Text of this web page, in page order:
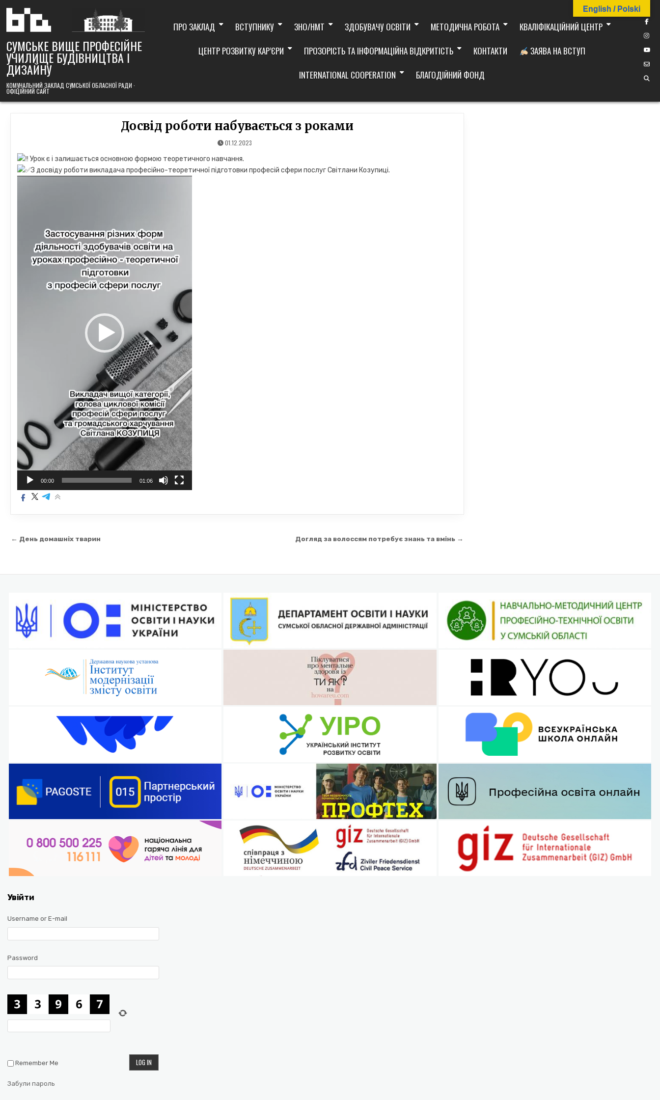
content
СУМСЬКЕ ВИЩЕ ПРОФЕСІЙНЕ
УЧИЛИЩЕ БУДІВНИЦТВА І
ДИЗАЙНУ
КОМУНАЛЬНИЙ ЗАКЛАД СУМСЬКОЇ ОБЛАСНОЇ РАДИ ·
ОФІЦІЙНИЙ САЙТ
ПРО ЗАКЛАД ВСТУПНИКУ ЗНО/НМТ ЗДОБУВАЧУ ОСВІТИ МЕТОДИЧНА РОБОТА
КВАЛІФІКАЦІЙНИЙ ЦЕНТР
ЦЕНТР РОЗВИТКУ КАР’ЄРИ
ПРОЗОРІСТЬ ТА ІНФОРМАЦІЙНА ВІДКРИТІСТЬ КОНТАКТИ
ЗАЯВА НА ВСТУП
INTERNATIONAL COOPERATION
БЛАГОДІЙНИЙ ФОНД
Досвід роботи набувається з роками
01.12.2023
Урок є і залишається основною формою теоретичного навчання.
З досвіду роботи викладача професійно-теоретичної підготовки професій сфери послуг Світлани Козупиці.
00:00 01:06
Навігація Догляд за волоссям потребує знань та вмінь →
← День домашніх тварин
Увійти
Username or E-mail
Password
Remember Me
Забули пароль
English / Polski